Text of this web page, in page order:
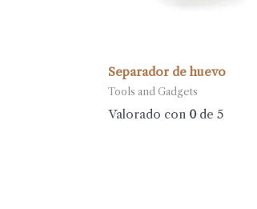
Separador de huevo
Tools and Gadgets
Valorado con 0de 5